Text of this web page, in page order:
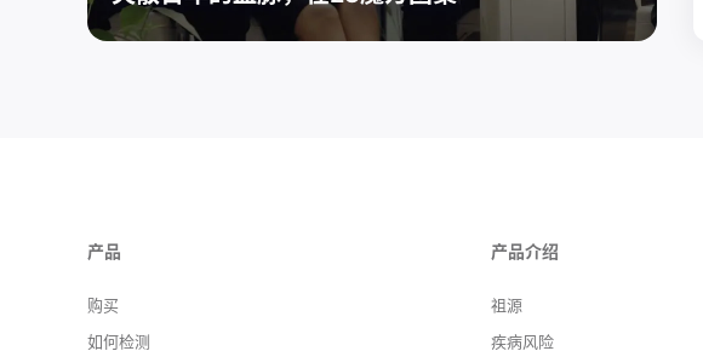
产品
购买
如何检测
产品介绍
祖源
疾病风险